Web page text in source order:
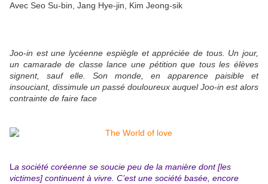
Avec Seo Su-bin, Jang Hye-jin, Kim Jeong-sik
Joo-in est une lycéenne espiègle et appréciée de tous. Un jour,
un camarade de classe lance une pétition que tous les élèves
signent, sauf elle. Son monde, en apparence paisible et
insouciant, dissimule un passé douloureux auquel Joo-in est alors
contrainte de faire face
L a société coréenne se soucie peu de la manière dont [les
victimes] continuent à vivre. C’est une société basée, encore